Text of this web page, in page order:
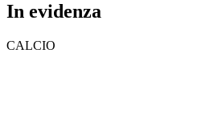
In evidenza
CALCIO